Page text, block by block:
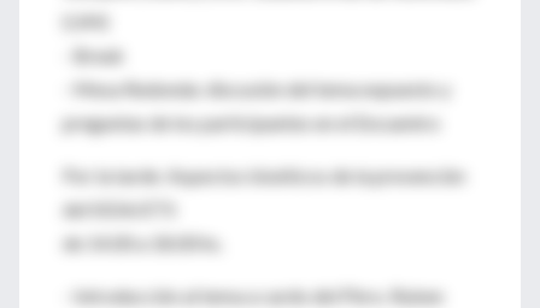
(UM)
- Break
- Mesa Redonda: discusión del tema expuesto y
preguntas de los participantes en el Encuentro
Por la tarde: Aspectos bioéticos de la prevención
del SIDA/ETS
de 14.00 a 18.00 hs.
- Introducción al tema a cardo del Pbro. Ruben